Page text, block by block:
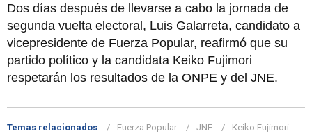
Dos días después de llevarse a cabo la jornada de
segunda vuelta electoral, Luis Galarreta, candidato a
vicepresidente de Fuerza Popular, reafirmó que su
partido político y la candidata Keiko Fujimori
respetarán los resultados de la ONPE y del JNE.
Temas relacionados Fuerza Popular JNE
Keiko Fujimori